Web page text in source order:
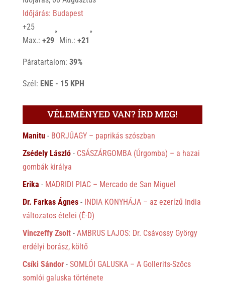
Időjárás: Budapest
+25
Max.: +29
°
Min.: +21
°
Páratartalom: 39%
Szél: ENE - 15 KPH
VÉLEMÉNYED VAN? ÍRD MEG!
Manitu- BORJÚAGY – paprikás szószban
Zsédely László- CSÁSZÁRGOMBA (Úrgomba) – a hazai
gombák királya
Erika - MADRIDI PIAC – Mercado de San Miguel
Dr. Farkas Ágnes- INDIA KONYHÁJA – az ezerízű India
változatos ételei (É-D)
Vinczeffy Zsolt- AMBRUS LAJOS: Dr. Csávossy György
erdélyi borász, költő
Csíki Sándor- SOMLÓI GALUSKA – A Gollerits-Szőcs
somlói galuska története